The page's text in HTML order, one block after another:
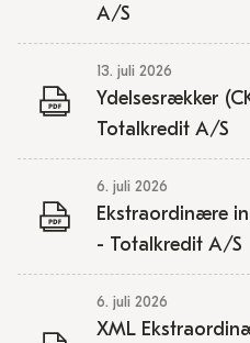
A/S
13. juli 2026
Ydelsesrækker
Totalkredit A/S
6. juli 2026
Ekstraordinære
- Totalkredit A/S
6. juli 2026
XML